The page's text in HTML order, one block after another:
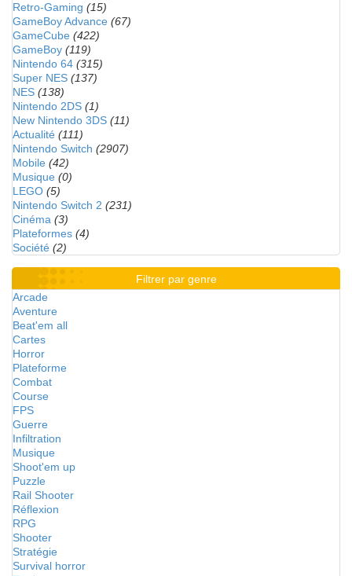
Retro-Gaming (15)
GameBoy Advance (67)
GameCube (422)
GameBoy (119)
Nintendo 64 (315)
Super NES (137)
NES (138)
Nintendo 2DS (1)
New Nintendo 3DS (11)
Actualité (111)
Nintendo Switch (2907)
Mobile (42)
Musique (0)
LEGO (5)
Nintendo Switch 2 (231)
Cinéma (3)
Plateformes (4)
Société (2)
Filtrer par genre
Arcade
Aventure
Beat'em all
Cartes
Horror
Plateforme
Combat
Course
FPS
Guerre
Infiltration
Musique
Shoot'em up
Puzzle
Rail Shooter
Réflexion
RPG
Shooter
Stratégie
Survival horror